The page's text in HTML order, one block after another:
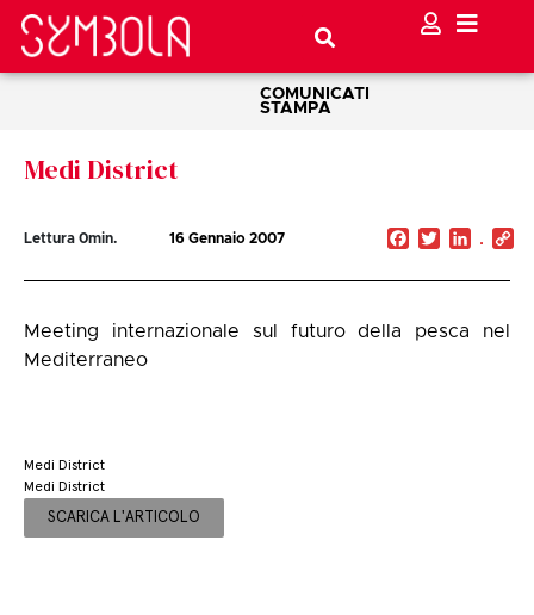
COMUNICATI
STAMPA
Medi District
Lettura 0min. 16 Gennaio 2007 Facebook
Twitter
Meeting internazionale sul futuro della pesca nel
Mediterraneo
Medi District
Medi District
SCARICA L'ARTICOLO